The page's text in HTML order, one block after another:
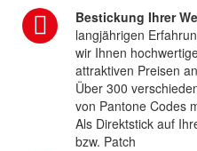
Bestickung Ihrer
langjährigen
wir Ihnen
attraktiven Preisen
Über 300
von Pantone Codes
Als Direktstick auf
bzw. Patch